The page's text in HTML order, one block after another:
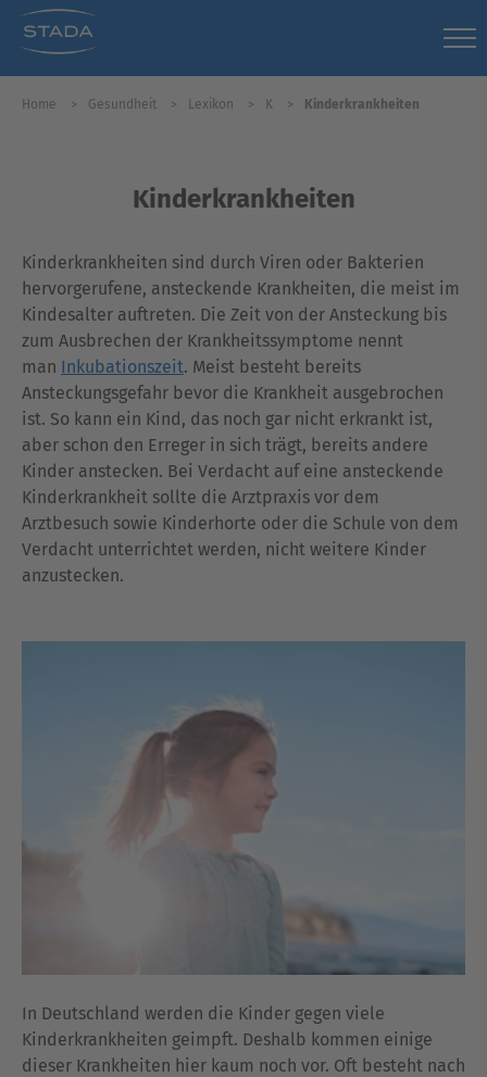
Home Gesundheit Lexikon K Kinderkrankheiten
Kinderkrankheiten
Kinderkrankheiten sind durch Viren oder Bakterien
hervorgerufene, ansteckende Krankheiten, die meist im
Kindesalter auftreten. Die Zeit von der Ansteckung bis
zum Ausbrechen der Krankheitssymptome nennt
man Inkubationszeit. Meist besteht bereits
Ansteckungsgefahr bevor die Krankheit ausgebrochen
ist. So kann ein Kind, das noch gar nicht erkrankt ist,
aber schon den Erreger in sich trägt, bereits andere
Kinder anstecken. Bei Verdacht auf eine ansteckende
Kinderkrankheit sollte die Arztpraxis vor dem
Arztbesuch sowie Kinderhorte oder die Schule von dem
Verdacht unterrichtet werden, nicht weitere Kinder
anzustecken.
In Deutschland werden die Kinder gegen viele
Kinderkrankheiten geimpft. Deshalb kommen einige
dieser Krankheiten hier kaum noch vor. Oft besteht nach